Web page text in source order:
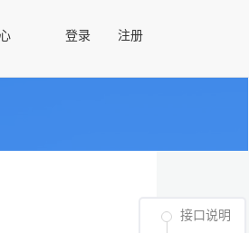
登录 注册
接口说明